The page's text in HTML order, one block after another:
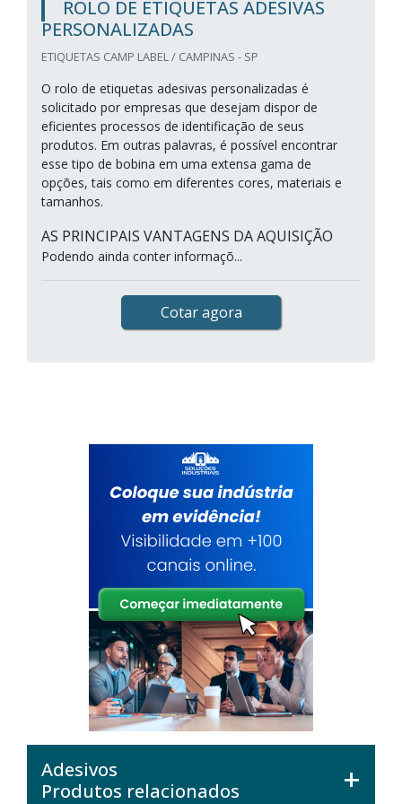
ROLO DE ETIQUETAS ADESIVAS
PERSONALIZADAS
ETIQUETAS CAMP LABEL / CAMPINAS - SP
O rolo de etiquetas adesivas personalizadas é
solicitado por empresas que desejam dispor de
eficientes processos de identificação de seus
produtos. Em outras palavras, é possível encontrar
esse tipo de bobina em uma extensa gama de
opções, tais como em diferentes cores, materiais e
tamanhos.
AS PRINCIPAIS VANTAGENS DA AQUISIÇÃO
Podendo ainda conter informaçõ...
Cotar agora
Adesivos
Produtos relacionados